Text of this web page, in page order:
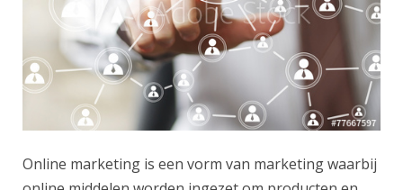
Online marketing is een vorm van marketing waarbij